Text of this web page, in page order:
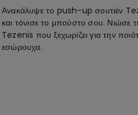
Ανακάλυψε το push-up σουτιέν
και τόνισε το μπούστο σου. Νιώσε
Tezenis που ξεχωρίζει για την
εσώρουχα.